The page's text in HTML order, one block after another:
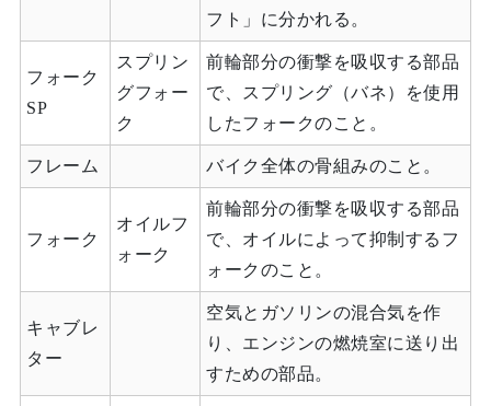
フト」に分かれる。
フォーク
SP
スプリン
グフォー
ク
前輪部分の衝撃を吸収する部品
で、スプリング（バネ）を使用
したフォークのこと。
フレーム バイク全体の骨組みのこと。
フォーク
オイルフ
ォーク
前輪部分の衝撃を吸収する部品
で、オイルによって抑制するフ
ォークのこと。
キャブレ
ター
空気とガソリンの混合気を作
り、エンジンの燃焼室に送り出
すための部品。